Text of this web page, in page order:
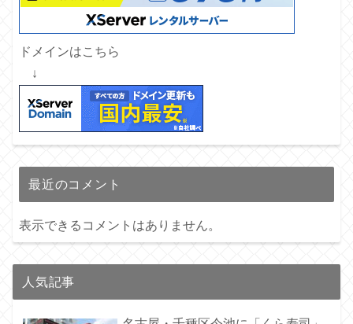
ドメインはこちら
↓
最近のコメント
表示できるコメントはありません。
人気記事